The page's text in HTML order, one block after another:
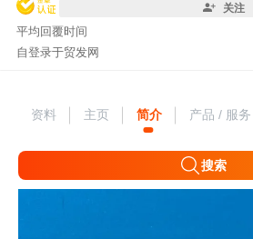
关注
平均回覆时间
自登录于贸发网
资料 主页 简介 产品 / 服务
搜索